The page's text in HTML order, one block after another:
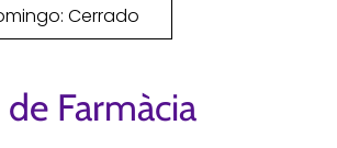
Cerrado
Farmàcia